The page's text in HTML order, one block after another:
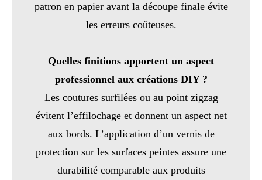
patron en papier avant la découpe finale évite
les erreurs coûteuses.
Quelles finitions apportent un aspect
professionnel aux créations DIY ?
Les coutures surfilées ou au point zigzag
évitent l’effilochage et donnent un aspect net
aux bords. L’application d’un vernis de
protection sur les surfaces peintes assure une
durabilité comparable aux produits